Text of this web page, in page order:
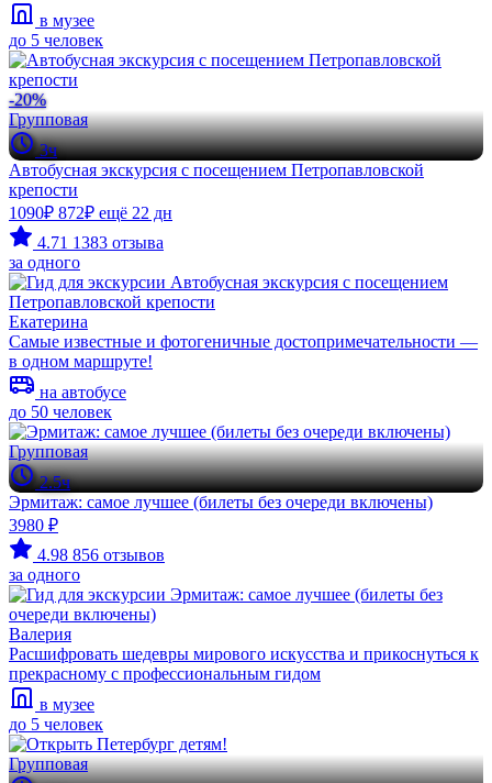
в музее
до 5 человек
-20%
Групповая
3ч
Автобусная экскурсия с посещением Петропавловской
крепости
1090₽ 872₽ ещё 22 дн
4.71 1383 отзыва
за одного
Екатерина
Самые известные и фотогеничные достопримечательности —
в одном маршруте!
на автобусе
до 50 человек
Групповая
2.5ч
Эрмитаж: самое лучшее (билеты без очереди включены)
3980 ₽
4.98 856 отзывов
за одного
Валерия
Расшифровать шедевры мирового искусства и прикоснуться к
прекрасному с профессиональным гидом
в музее
до 5 человек
Групповая